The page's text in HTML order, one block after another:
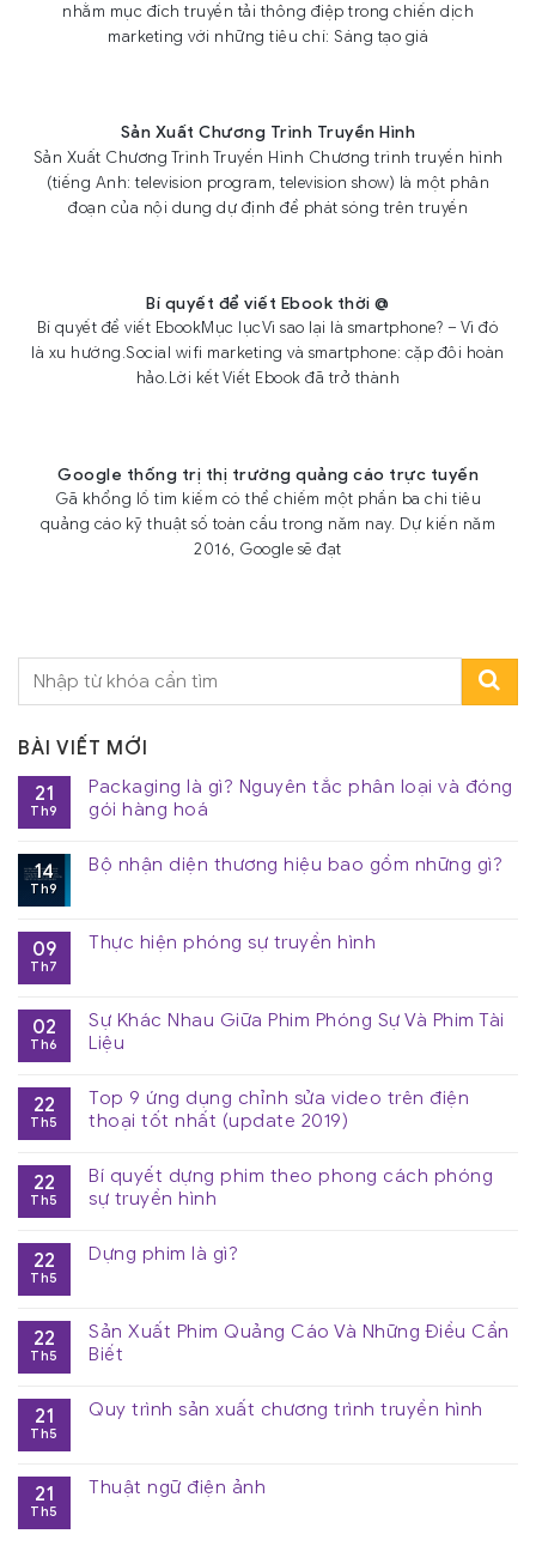
nhằm mục đích truyền tải thông điệp trong chiến dịch
marketing với những tiêu chí: Sáng tạo giá
Sản Xuất Chương Trình Truyền Hình
Sản Xuất Chương Trình Truyền Hình Chương trình truyền hình
(tiếng Anh: television program, television show) là một phân
đoạn của nội dung dự định để phát sóng trên truyền
Bí quyết để viết Ebook thời @
Bí quyết để viết EbookMục lụcVì sao lại là smartphone? – Vì đó
là xu hướng.Social wifi marketing và smartphone: cặp đôi hoàn
hảo.Lời kết Viết Ebook đã trở thành
Google thống trị thị trường quảng cáo trực tuyến
Gã khổng lồ tìm kiếm có thể chiếm một phần ba chi tiêu
quảng cáo kỹ thuật số toàn cầu trong năm nay. Dự kiến năm
2016, Google sẽ đạt
BÀI VIẾT MỚI
21
Th9
Packaging là gì? Nguyên tắc phân loại và đóng
gói hàng hoá
14
Th9
Bộ nhận diện thương hiệu bao gồm những gì?
09
Th7
Thực hiện phóng sự truyền hình
02
Th6
Sự Khác Nhau Giữa Phim Phóng Sự Và Phim Tài
Liệu
22
Th5
Top 9 ứng dụng chỉnh sửa video trên điện
thoại tốt nhất (update 2019)
22
Th5
Bí quyết dựng phim theo phong cách phóng
sự truyền hình
22
Th5
Dựng phim là gì?
22
Th5
Sản Xuất Phim Quảng Cáo Và Những Điều Cần
Biết
21
Th5
Quy trình sản xuất chương trình truyền hình
21
Th5
Thuật ngữ điện ảnh